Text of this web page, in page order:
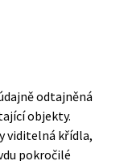
odtajněná
objekty.
viditelná křídla,
pokročilé